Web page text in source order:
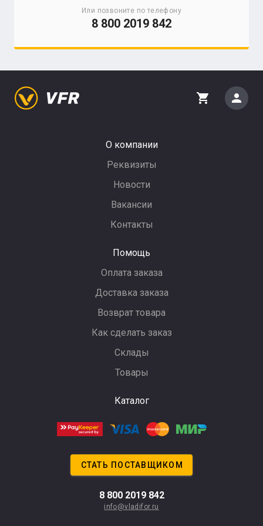
Или позвоните по телефону
8 800 2019 842
О компании
Реквизиты
Новости
Вакансии
Контакты
Помощь
Оплата заказа
Доставка заказа
Возврат товара
Как сделать заказ
Склады
Товары
Каталог
shopping_cart person
СТАТЬ ПОСТАВЩИКОМ
8 800 2019 842
info@vladifor.ru